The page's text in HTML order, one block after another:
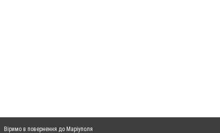
Віримо в повернення до Маріуполя